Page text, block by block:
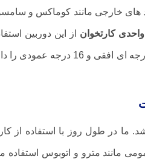
و برند های خارجی مانند کوماکس و
کارتخوان از این دوربین
قابلیت دید در شب در شب هنگام زاویه دید خوبی را پدید می
ما در طول روز با استفاده از
مانند مترو و اتوبوس استفاده